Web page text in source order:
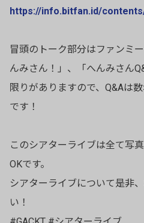
https://info.bitfan.id/
冒頭のトーク部分はファンミ
んみさん！」、「へんみさん
限りがありますので、Q&Aは
です！
このシアターライブは全て写
OKです。
シアターライブについて是非
い！